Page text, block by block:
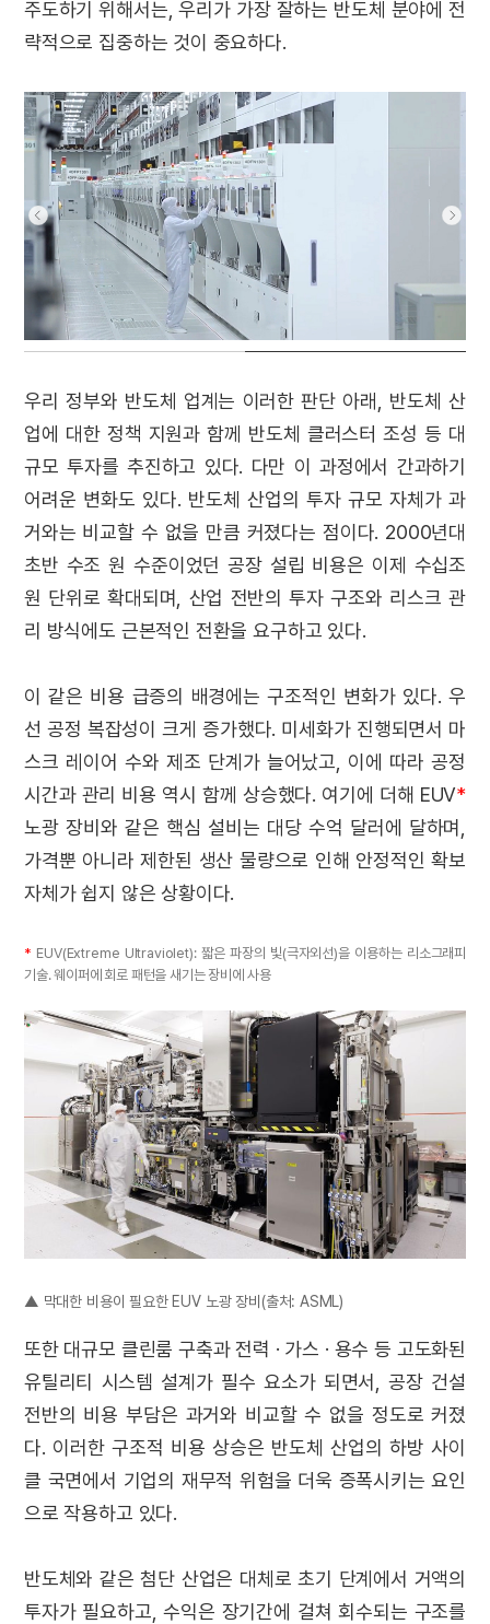
주도하기 위해서는, 우리가 가장 잘하는 반도체 분야에 전
략적으로 집중하는 것이 중요하다.
우리 정부와 반도체 업계는 이러한 판단 아래, 반도체 산
업에 대한 정책 지원과 함께 반도체 클러스터 조성 등 대
규모 투자를 추진하고 있다. 다만 이 과정에서 간과하기
어려운 변화도 있다. 반도체 산업의 투자 규모 자체가 과
거와는 비교할 수 없을 만큼 커졌다는 점이다. 2000년대
초반 수조 원 수준이었던 공장 설립 비용은 이제 수십조
원 단위로 확대되며, 산업 전반의 투자 구조와 리스크 관
리 방식에도 근본적인 전환을 요구하고 있다.
이 같은 비용 급증의 배경에는 구조적인 변화가 있다. 우
선 공정 복잡성이 크게 증가했다. 미세화가 진행되면서 마
스크 레이어 수와 제조 단계가 늘어났고, 이에 따라 공정
시간과 관리 비용 역시 함께 상승했다. 여기에 더해 EUV*
노광 장비와 같은 핵심 설비는 대당 수억 달러에 달하며,
가격뿐 아니라 제한된 생산 물량으로 인해 안정적인 확보
자체가 쉽지 않은 상황이다.
* EUV(Extreme Ultraviolet): 짧은 파장의 빛(극자외선)을 이용하는 리소그래피
기술. 웨이퍼에 회로 패턴을 새기는 장비에 사용
▲ 막대한 비용이 필요한 EUV 노광 장비(출처: ASML)
또한 대규모 클린룸 구축과 전력 · 가스 · 용수 등 고도화된
유틸리티 시스템 설계가 필수 요소가 되면서, 공장 건설
전반의 비용 부담은 과거와 비교할 수 없을 정도로 커졌
다. 이러한 구조적 비용 상승은 반도체 산업의 하방 사이
클 국면에서 기업의 재무적 위험을 더욱 증폭시키는 요인
으로 작용하고 있다.
반도체와 같은 첨단 산업은 대체로 초기 단계에서 거액의
투자가 필요하고, 수익은 장기간에 걸쳐 회수되는 구조를